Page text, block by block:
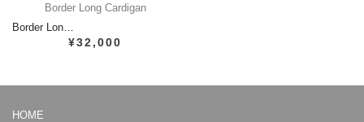
Border Long Cardigan
Border Lon…
¥32,000
HOME